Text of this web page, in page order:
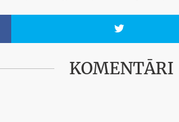

KOMENTĀRI